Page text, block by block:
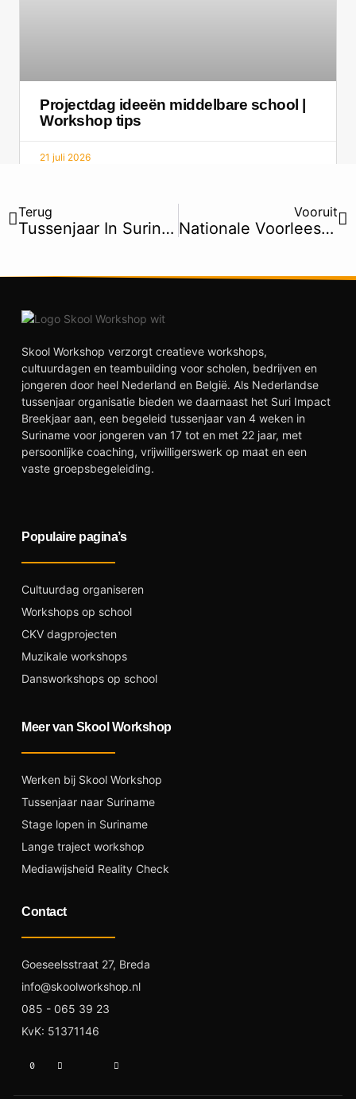
Projectdag ideeën middelbare school |
Workshop tips
21 juli 2026
Terug
Tussenjaar In Suriname: 10 Redenen Waarom Het Levens Veranderend Is
Vooruit
Nationale Voorleesdagen: Samen Lezen En Ontdekken Op School
Skool Workshop verzorgt creatieve workshops,
cultuurdagen en teambuilding voor scholen, bedrijven en
jongeren door heel Nederland en België. Als Nederlandse
tussenjaar organisatie bieden we daarnaast het Suri Impact
Breekjaar aan, een begeleid tussenjaar van 4 weken in
Suriname voor jongeren van 17 tot en met 22 jaar, met
persoonlijke coaching, vrijwilligerswerk op maat en een
vaste groepsbegeleiding.
Populaire pagina’s
Cultuurdag organiseren
Workshops op school
CKV dagprojecten
Muzikale workshops
Dansworkshops op school
Meer van Skool Workshop
Werken bij Skool Workshop
Tussenjaar naar Suriname
Stage lopen in Suriname
Lange traject workshop
Mediawijsheid Reality Check
Contact
Goeseelsstraat 27, Breda
info@skoolworkshop.nl
085 - 065 39 23
KvK: 51371146
i
o
n
a -
i
e